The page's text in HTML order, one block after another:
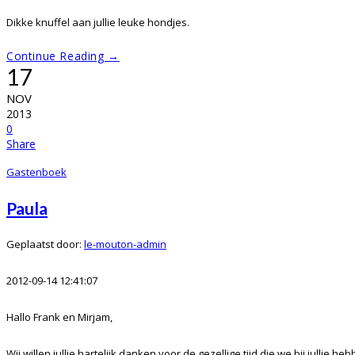
Dikke knuffel aan jullie leuke hondjes.
Continue Reading →
17
NOV
2013
0
Share
Gastenboek
Paula
Geplaatst door: le-mouton-admin
2012-09-14 12:41:07
Hallo Frank en Mirjam,